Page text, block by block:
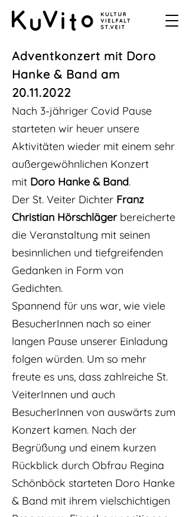
Adventkonzert mit Doro
Hanke & Band am
20.11.2022
Nach 3-jähriger Covid Pause
starteten wir heuer unsere
Aktivitäten wieder mit einem sehr
außergewöhnlichen Konzert
mit Doro Hanke & Band.
Der St. Veiter Dichter Franz
Christian Hörschlägerbereicherte
die Veranstaltung mit seinen
besinnlichen und tiefgreifenden
Gedanken in Form von
Gedichten.
Spannend für uns war, wie viele
BesucherInnen nach so einer
langen Pause unserer Einladung
folgen würden. Um so mehr
freute es uns, dass zahlreiche St.
VeiterInnen und auch
BesucherInnen von auswärts zum
Konzert kamen. Nach der
Begrüßung und einem kurzen
Rückblick durch Obfrau Regina
Schönböck starteten Doro Hanke
& Band mit ihrem vielschichtigen